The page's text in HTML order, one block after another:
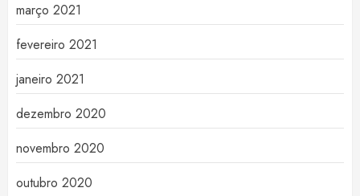
março 2021
fevereiro 2021
janeiro 2021
dezembro 2020
novembro 2020
outubro 2020